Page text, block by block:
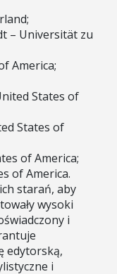
– Universität zu
America;
States of
States of
of America;
of America.
starań, aby
wysoki
i
edytorską,
i